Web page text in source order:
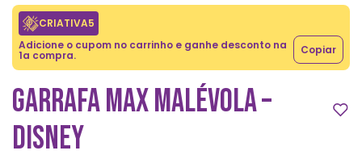
CRIATIVA5
Adicione o cupom no carrinho e ganhe desconto na
1a compra. Copiar
GARRAFA MAX MALÉVOLA –
DISNEY